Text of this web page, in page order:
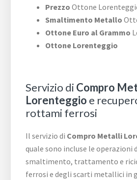
Prezzo Ottone
Smaltimento Metallo
Ottone Euro al Grammo
Ottone Lorenteggio
Servizio di Compro
Lorenteggio e
rottami ferrosi
Il servizio di Compro Metalli
quale sono incluse le operazioni
smaltimento, trattamento e
ferrosi e degli scarti metallici in